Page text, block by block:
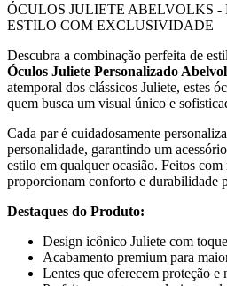
ÓCULOS JULIETE ABELVOLKS -
ESTILO COM EXCLUSIVIDADE
Descubra a combinação perfeita de
Óculos Juliete Personalizado
atemporal dos clássicos Juliete, estes
quem busca um visual único e
Cada par é cuidadosamente
personalidade, garantindo um
estilo em qualquer ocasião. Feitos
proporcionam conforto e durabilidade
Destaques do Produto:
Design icônico Juliete com
Acabamento premium para
Lentes que oferecem proteção e